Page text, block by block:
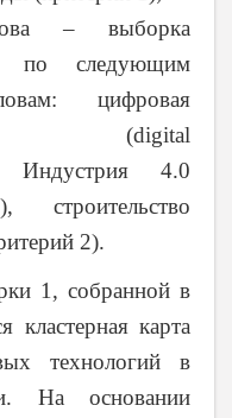
– выборка
по следующим
цифровая
(digital
4.0
2).
1, собранной в
кластерная карта
технологий в
На основании